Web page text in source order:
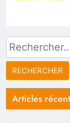
Rechercher :
Articles